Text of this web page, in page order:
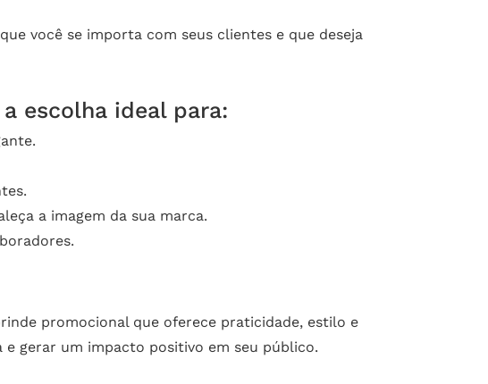
você se importa com seus clientes e que deseja
escolha ideal para:
a imagem da sua marca.
promocional que oferece praticidade, estilo e
gerar um impacto positivo em seu público.